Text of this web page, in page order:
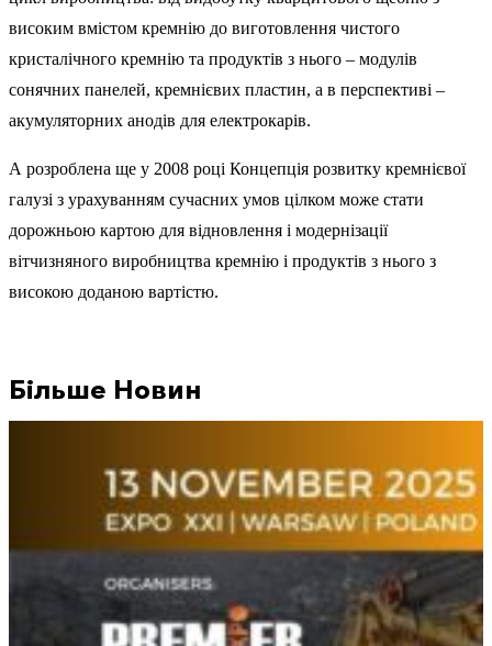
високим вмістом кремнію до виготовлення чистого
кристалічного кремнію та продуктів з нього – модулів
сонячних панелей, кремнієвих пластин, а в перспективі –
акумуляторних анодів для електрокарів.
А розроблена ще у 2008 році Концепція розвитку кремнієвої
галузі з урахуванням сучасних умов цілком може стати
дорожньою картою для відновлення і модернізації
вітчизняного виробництва кремнію і продуктів з нього з
високою доданою вартістю.
Більше Новин